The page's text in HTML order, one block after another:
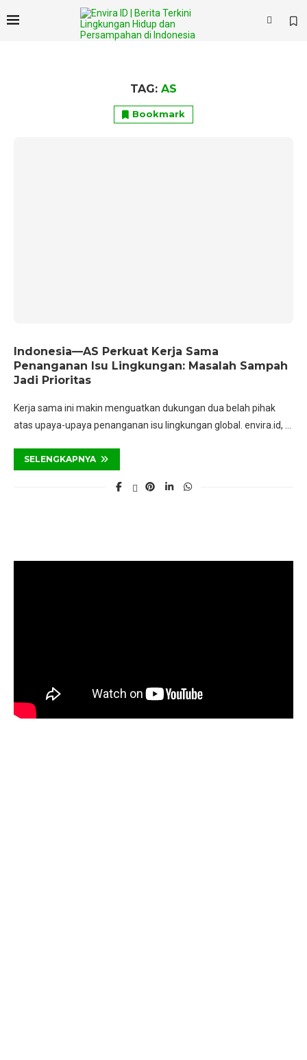
TAG: AS
Bookmark
Indonesia—AS Perkuat Kerja Sama
Penanganan Isu Lingkungan: Masalah Sampah
Jadi Prioritas
Kerja sama ini makin menguatkan dukungan dua belah pihak
atas upaya-upaya penanganan isu lingkungan global. envira.id, …
SELENGKAPNYA